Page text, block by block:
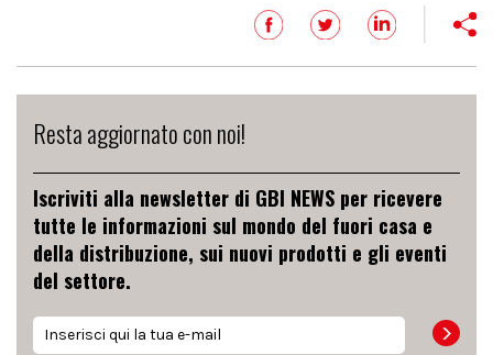
Resta aggiornato con noi!
Iscriviti alla newsletter di GBI NEWS per ricevere
tutte le informazioni sul mondo del fuori casa e
della distribuzione, sui nuovi prodotti e gli eventi
del settore.